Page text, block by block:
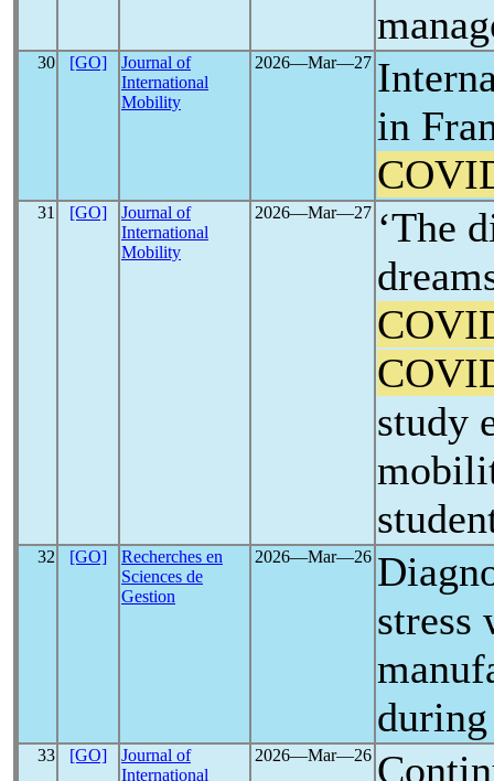
30 [GO]
Journal of
International
Mobility
2026―Mar―27
in
31 [GO]
Journal of
International
Mobility
2026―Mar―27 ‘The
study
32 [GO]
Recherches en
Sciences de
Gestion
2026―Mar―26
stress
33 [GO]
Journal of
International
2026―Mar―26